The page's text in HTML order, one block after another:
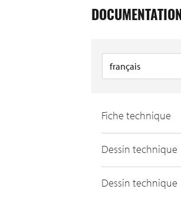
DOCUMENTATION
Fiche technique
Dessin technique
Dessin technique